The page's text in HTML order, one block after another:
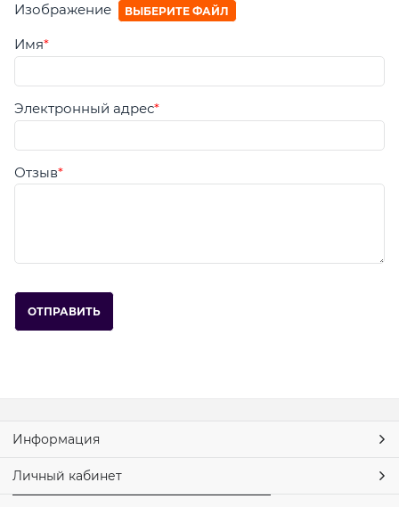
Изображение ВЫБЕРИТЕ ФАЙЛ
Имя
Электронный адрес
Отзыв
Информация
Личный кабинет